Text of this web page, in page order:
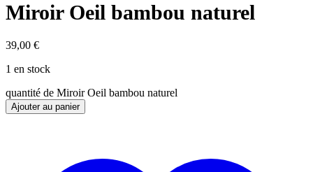
Miroir Oeil bambou naturel
39,00 €
1 en stock
quantité de Miroir Oeil bambou naturel
Ajouter au panier